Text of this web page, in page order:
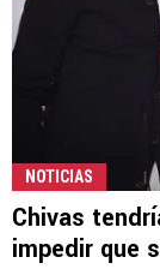
NOTICIAS
Chivas
impedir que